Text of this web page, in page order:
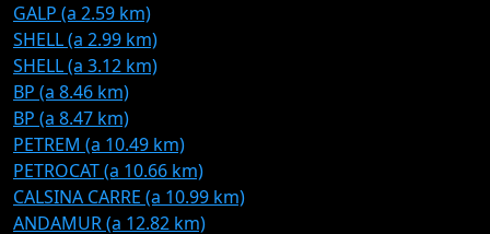
GALP (a 2.59 km)
SHELL (a 2.99 km)
SHELL (a 3.12 km)
BP (a 8.46 km)
BP (a 8.47 km)
PETREM (a 10.49 km)
PETROCAT (a 10.66 km)
CALSINA CARRE (a 10.99 km)
ANDAMUR (a 12.82 km)